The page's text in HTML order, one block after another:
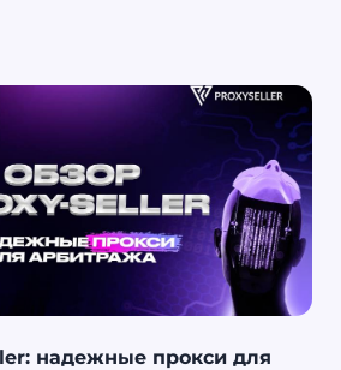
как реально готовиться к
в потоке встреч, держать себя в
в партнёрки.
надежные прокси для